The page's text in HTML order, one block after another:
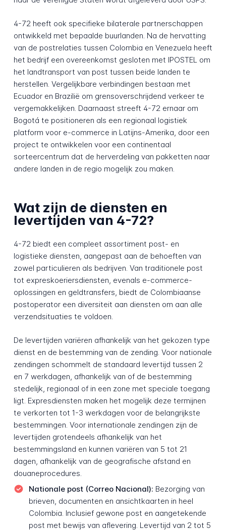
4-72 heeft ook specifieke bilaterale partnerschappen
ontwikkeld met bepaalde buurlanden. Na de hervatting
van de postrelaties tussen Colombia en Venezuela heeft
het bedrijf een overeenkomst gesloten met IPOSTEL om
het landtransport van post tussen beide landen te
herstellen. Vergelijkbare verbindingen bestaan met
Ecuador en Brazilië om grensoverschrijdend verkeer te
vergemakkelijken. Daarnaast streeft 4-72 ernaar om
Bogotá te positioneren als een regionaal logistiek
platform voor e-commerce in Latijns-Amerika, door een
project te ontwikkelen voor een continentaal
sorteercentrum dat de herverdeling van pakketten naar
andere landen in de regio mogelijk zou maken.
Wat zijn de diensten en
levertijden van 4-72?
4-72 biedt een compleet assortiment post- en
logistieke diensten, aangepast aan de behoeften van
zowel particulieren als bedrijven. Van traditionele post
tot expreskoeriersdiensten, evenals e-commerce-
oplossingen en geldtransfers, biedt de Colombiaanse
postoperator een diversiteit aan diensten om aan alle
verzendsituaties te voldoen.
De levertijden variëren afhankelijk van het gekozen type
dienst en de bestemming van de zending. Voor nationale
zendingen schommelt de standaard levertijd tussen 2
en 7 werkdagen, afhankelijk van of de bestemming
stedelijk, regionaal of in een zone met speciale toegang
ligt. Expresdiensten maken het mogelijk deze termijnen
te verkorten tot 1-3 werkdagen voor de belangrijkste
bestemmingen. Voor internationale zendingen zijn de
levertijden grotendeels afhankelijk van het
bestemmingsland en kunnen variëren van 5 tot 21
dagen, afhankelijk van de geografische afstand en
douaneprocedures.
Nationale post (Correo Nacional): Bezorging van
brieven, documenten en ansichtkaarten in heel
Colombia. Inclusief gewone post en aangetekende
post met bewijs van aflevering. Levertijd van 2 tot 5